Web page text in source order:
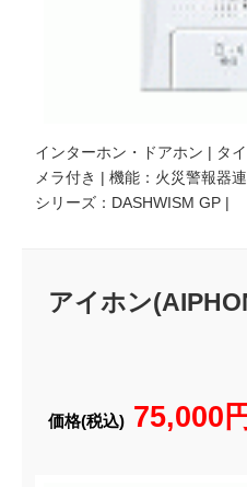
インターホン・ドアホン | タ
メラ付き | 機能：火災警報器
シリーズ：DASHWISM GP |
アイホン
価格(税込)75,000円